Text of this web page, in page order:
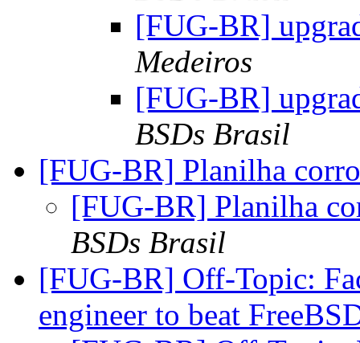
[FUG-BR]
Medeiros
[FUG-BR]
BSDs Brasil
[FUG-BR] Planilha
[FUG-BR] Planilha
BSDs Brasil
[FUG-BR] Off-Topic:
engineer to beat